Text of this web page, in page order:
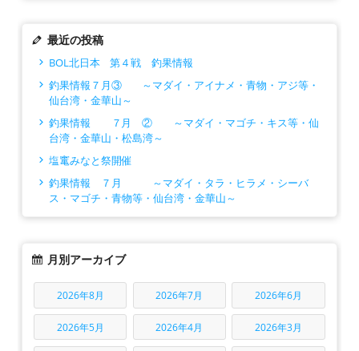
最近の投稿
BOL北日本 第４戦 釣果情報
釣果情報７月③ ～マダイ・アイナメ・青物・アジ等・
仙台湾・金華山～
釣果情報 ７月 ② ～マダイ・マゴチ・キス等・仙
台湾・金華山・松島湾～
塩竃みなと祭開催
釣果情報 ７月 ～マダイ・タラ・ヒラメ・シーバ
ス・マゴチ・青物等・仙台湾・金華山～
月別アーカイブ
2026年8月 2026年7月 2026年6月
2026年5月 2026年4月 2026年3月